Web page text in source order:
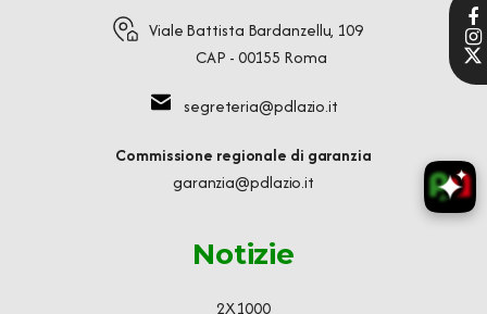
Viale Battista Bardanzellu, 109
CAP - 00155 Roma
segreteria@pdlazio.it
Commissione regionale di garanzia
garanzia@pdlazio.it
Notizie
2X1000